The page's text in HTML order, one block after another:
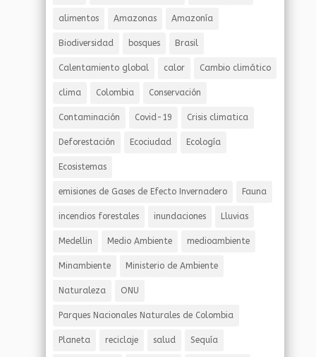
alimentos Amazonas Amazonía
Biodiversidad bosques Brasil
Calentamiento global calor Cambio climático
clima Colombia Conservación
Contaminación Covid-19 Crisis climatica
Deforestación Ecociudad Ecología
Ecosistemas
emisiones de Gases de Efecto Invernadero Fauna
incendios forestales inundaciones Lluvias
Medellin Medio Ambiente medioambiente
Minambiente Ministerio de Ambiente
Naturaleza ONU
Parques Nacionales Naturales de Colombia
Planeta reciclaje salud Sequía